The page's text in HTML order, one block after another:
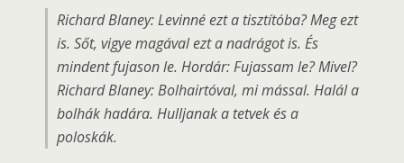
Richard Blaney: Levinné ezt a tisztítóba? Meg ezt
is. Sőt, vigye magával ezt a nadrágot is. És
mindent fujason le. Hordár: Fujassam le? Mivel?
Richard Blaney: Bolhairtóval, mi mással. Halál a
bolhák hadára. Hulljanak a tetvek és a
poloskák.